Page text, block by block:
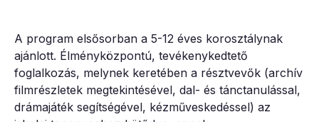
A program elsősorban a 5-12 éves korosztálynak
ajánlott. Élményközpontú, tevékenykedtető
foglalkozás, melynek keretében a résztvevők (archív
filmrészletek megtekintésével, dal- és tánctanulással,
drámajáték segítségével, kézműveskedéssel) az